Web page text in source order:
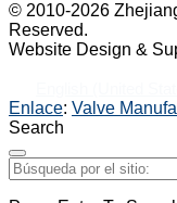
© 2010-2026
Reserved.
Website Design &
Enlace: Valve
Search